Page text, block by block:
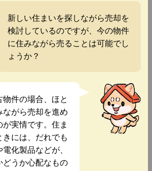
新しい住まいを探しながら売却を
検討しているのですが、今の物件
に住みながら売ることは可能でし
ょうか？
件の場合、ほと
がら売却を進め
実情です。住ま
には、だれでも
化製品などが、
どうか心配なもの